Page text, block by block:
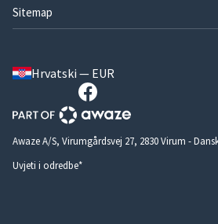
Sitemap
Hrvatski — EUR
Awaze A/S, Virumgårdsvej 27, 2830 Virum -
Uvjeti i odredbe*